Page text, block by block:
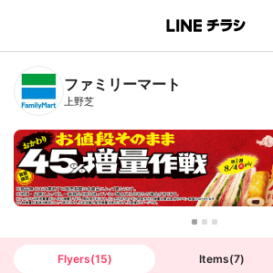
B
n
T
ファミリーマート
上野芝
Flyers(15) Items(7)